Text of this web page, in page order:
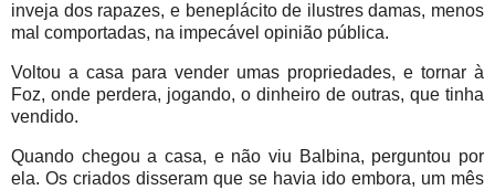
inveja dos rapazes, e beneplácito de ilustres damas, menos
mal comportadas, na impecável opinião pública.
Voltou a casa para vender umas propriedades, e tornar à
Foz, onde perdera, jogando, o dinheiro de outras, que tinha
vendido.
Quando chegou a casa, e não viu Balbina, perguntou por
ela. Os criados disseram que se havia ido embora, um mês